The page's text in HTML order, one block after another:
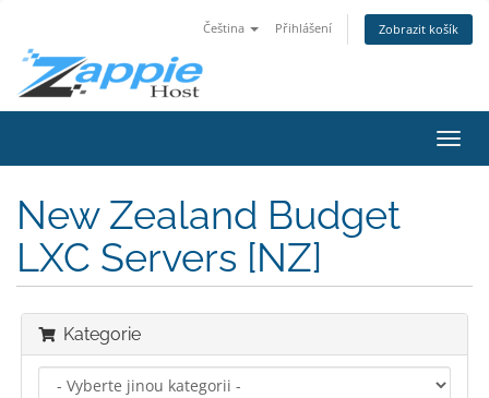
Čeština Přihlášení Zobrazit košík
New Zealand Budget
LXC Servers [NZ]
Kategorie